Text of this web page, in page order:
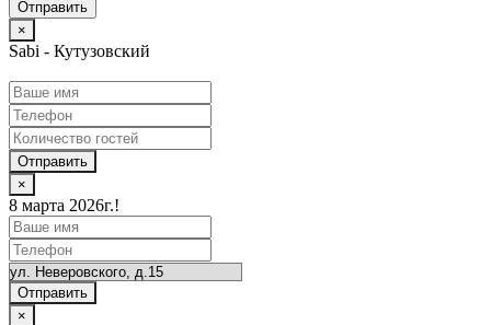
×
Sabi - Кутузовский
Отправить
×
8 марта 2026г.!
Отправить
×